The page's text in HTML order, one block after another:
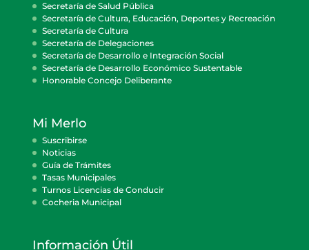
Secretaría de Salud Pública
Secretaría de Cultura, Educación, Deportes y Recreación
Secretaría de Cultura
Secretaría de Delegaciones
Secretaría de Desarrollo e Integración Social
Secretaría de Desarrollo Económico Sustentable
Honorable Concejo Deliberante
Mi Merlo
Suscribirse
Noticias
Guía de Trámites
Tasas Municipales
Turnos Licencias de Conducir
Cocheria Municipal
Información Útil